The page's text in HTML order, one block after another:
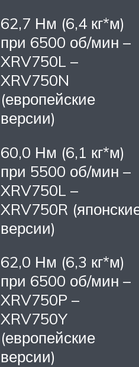
62,7 Нм (6,4 кг*м)
при 6500 об/мин –
XRV750L –
XRV750N
(европейские
версии)
60,0 Нм (6,1 кг*м)
при 5500 об/мин –
XRV750L –
XRV750R
версии)
62,0 Нм (6,3 кг*м)
при 6500 об/мин –
XRV750P –
XRV750Y
(европейские
версии)